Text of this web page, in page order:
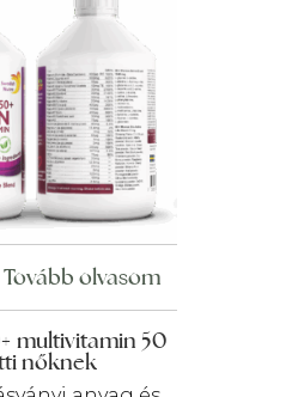
multivitamin 50
nőknek
Tovább olvasom